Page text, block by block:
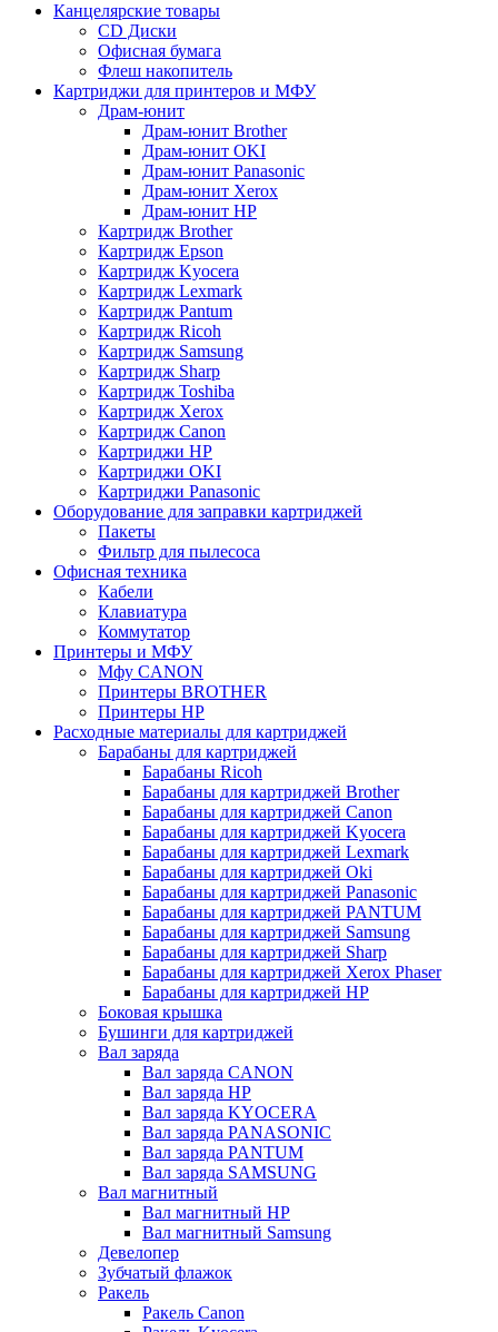
Канцелярские товары
CD Диски
Офисная бумага
Флеш накопитель
Картриджи для принтеров и МФУ
Драм-юнит
Драм-юнит Brother
Драм-юнит OKI
Драм-юнит Panasonic
Драм-юнит Xerox
Драм-юнит НР
Картридж Brother
Картридж Epson
Картридж Kyocera
Картридж Lexmark
Картридж Pantum
Картридж Ricoh
Картридж Samsung
Картридж Sharp
Картридж Toshiba
Картридж Xerox
Картридж Сanon
Картриджи HP
Картриджи OKI
Картриджи Panasonic
Оборудование для заправки картриджей
Пакеты
Фильтр для пылесоса
Офисная техника
Кабели
Клавиатура
Коммутатор
Принтеры и МФУ
Мфу CANON
Принтеры BROTHER
Принтеры HP
Расходные материалы для картриджей
Барабаны для картриджей
Барабаны Ricoh
Барабаны для картриджей Brother
Барабаны для картриджей Canon
Барабаны для картриджей Kyocera
Барабаны для картриджей Lexmark
Барабаны для картриджей Oki
Барабаны для картриджей Panasonic
Барабаны для картриджей PANTUM
Барабаны для картриджей Samsung
Барабаны для картриджей Sharp
Барабаны для картриджей Xerox Phaser
Барабаны для картриджей НР
Боковая крышка
Бушинги для картриджей
Вал заряда
Вал заряда CANON
Вал заряда HP
Вал заряда KYOCERA
Вал заряда PANASONIC
Вал заряда PANTUM
Вал заряда SAMSUNG
Вал магнитный
Вал магнитный HP
Вал магнитный Samsung
Девелопер
Зубчатый флажок
Ракель
Ракель Canon